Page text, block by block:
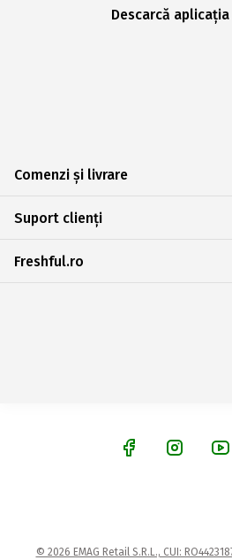
Descarcă
Comenzi și livrare
Suport clienți
Freshful.ro
© 2026 EMAG Retail S.R.L., CUI: